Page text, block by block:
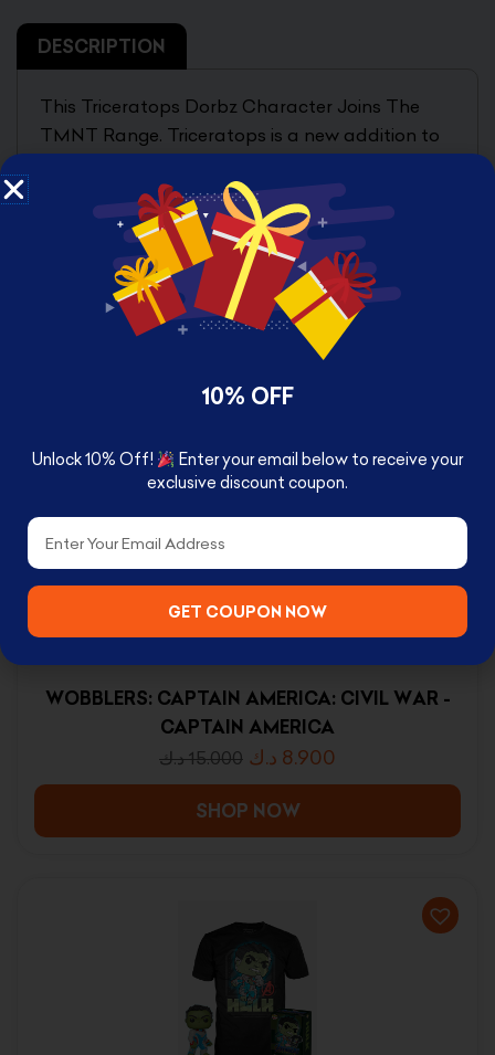
DESCRIPTION
This Triceratops Dorbz Character Joins The
TMNT Range. Triceratops is a new addition to
stands around 9 cm tall and comes packed in
an illustrated windowed box.
WOBBLERS: CAPTAIN AMERICA: CIVIL WAR -
CAPTAIN AMERICA
15.000 د.ك 8.900 د.ك
SHOP NOW
10% OFF
Unlock 10% Off!
Enter your email below to receive your
exclusive discount coupon.
Email
GET COUPON NOW